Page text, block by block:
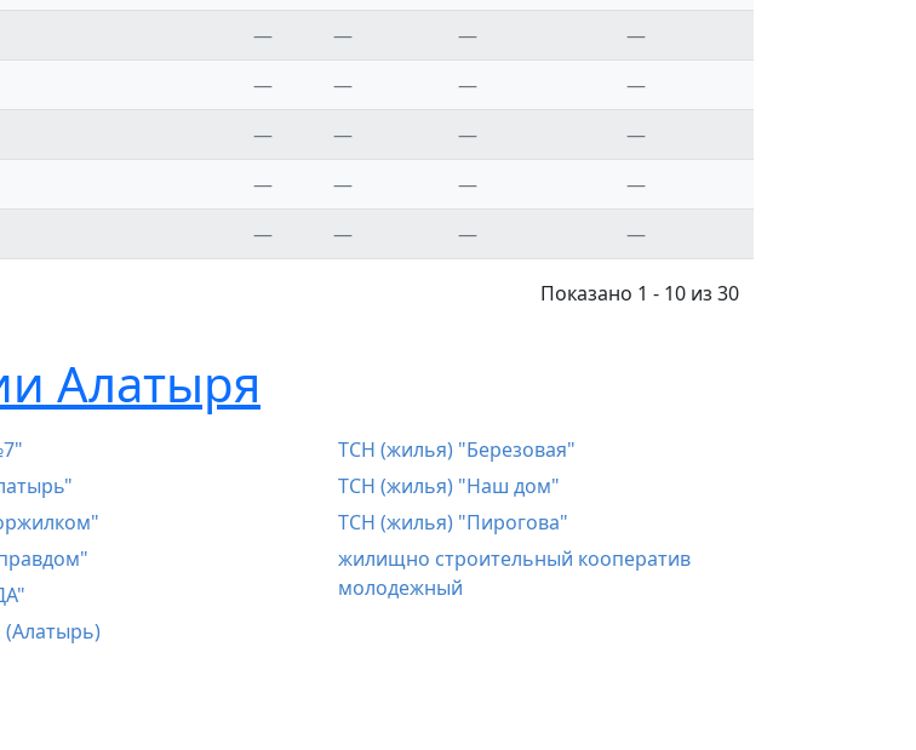
— — —
—
— — —
—
— — —
—
— — —
—
— — — —
Показано 1 - 10 из 30
Алатыря
ТСН (жилья) "Березовая"
ТСН (жилья) "Наш дом"
ТСН (жилья) "Пирогова"
жилищно строительный кооператив
молодежный